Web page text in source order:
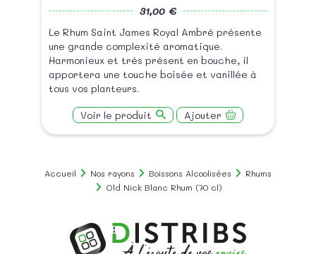
31,00 €
Le Rhum Saint James Royal Ambré présente
une grande complexité aromatique.
Harmonieux et très présent en bouche, il
apportera une touche boisée et vanillée à
tous vos planteurs.
Voir le produit
Ajouter
Accueil Nos rayons Boissons Alcoolisées
Rhums
Old Nick Blanc Rhum (70 cl)